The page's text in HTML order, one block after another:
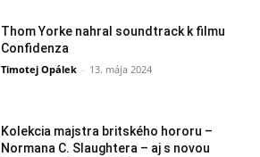
Thom Yorke nahral soundtrack k filmu
Confidenza
Timotej Opálek - 13. mája 2024
Kolekcia majstra britského hororu –
Normana C. Slaughtera – aj s novou